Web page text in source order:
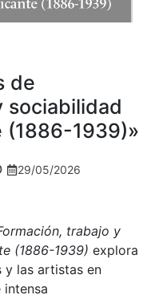
de
sociabilidad
(1886-1939)»
29/05/2026
trabajo y
(1886-1939) explora
y las artistas en